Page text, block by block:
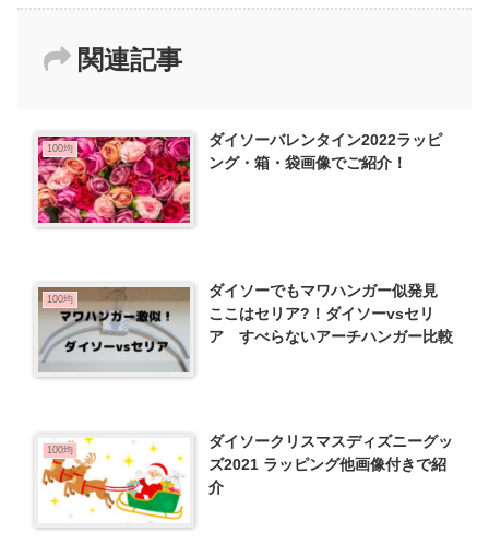
関連記事
100均
ダイソーバレンタイン2022ラッピ
ング・箱・袋画像でご紹介！
100均
ダイソーでもマワハンガー似発見
ここはセリア?！ダイソーvsセリ
ア すべらないアーチハンガー比較
100均
ダイソークリスマスディズニーグッ
ズ2021 ラッピング他画像付きで紹
介